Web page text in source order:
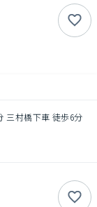
三村橋下車 徒歩6分